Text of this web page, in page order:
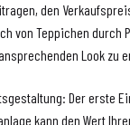
den
von Teppichen durch
Look zu
Der erste
kann den Wert